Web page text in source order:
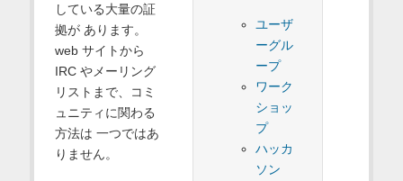
ユーザ
ーグル
ープ
ワーク
ショッ
プ
ハッカ
ソン
している大量の証
拠が あります。
web サイトから
IRC やメーリング
リストまで、コミ
ュニティに関わる
方法は 一つではあ
りません。